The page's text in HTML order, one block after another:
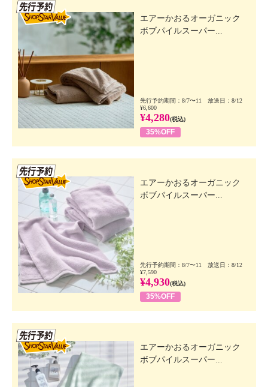
エアーかおるオーガニック
ボブパイルスーパー...
先行予約期間：8/7〜11 放送日：8/12
¥6,600
¥4,280(税込)
35%OFF
エアーかおるオーガニック
ボブパイルスーパー...
先行予約期間：8/7〜11 放送日：8/12
¥7,590
¥4,930(税込)
35%OFF
エアーかおるオーガニック
ボブパイルスーパー...